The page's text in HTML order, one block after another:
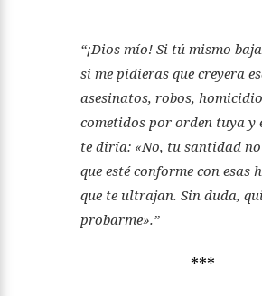
“¡Dios mío! Si tú mismo
si me pidieras que creyera
asesinatos, robos,
cometidos por orden tuya y
te diría: «No, tu santidad no
que esté conforme con esas
que te ultrajan. Sin duda,
probarme».”
***